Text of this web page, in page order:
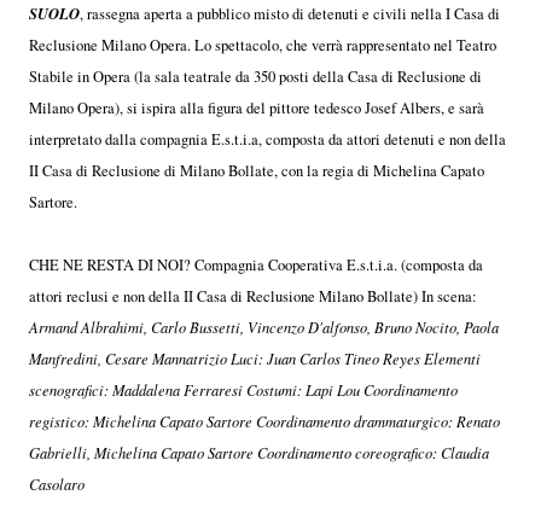
SUOLO, rassegna aperta a pubblico misto di detenuti e civili nella I Casa di
Reclusione Milano Opera. Lo spettacolo, che verrà rappresentato nel Teatro
Stabile in Opera (la sala teatrale da 350 posti della Casa di Reclusione di
Milano Opera), si ispira alla figura del pittore tedesco Josef Albers, e sarà
interpretato dalla compagnia E.s.t.i.a, composta da attori detenuti e non della
II Casa di Reclusione di Milano Bollate, con la regia di Michelina Capato
Sartore.
CHE NE RESTA DI NOI? Compagnia Cooperativa E.s.t.i.a. (composta da
attori reclusi e non della II Casa di Reclusione Milano Bollate) In scena:
Armand Albrahimi, Carlo Bussetti, Vincenzo D'alfonso, Bruno Nocito, Paola
Manfredini, Cesare Mannatrizio Luci: Juan Carlos Tineo Reyes Elementi
scenografici: Maddalena Ferraresi Costumi: Lapi Lou Coordinamento
registico: Michelina Capato Sartore Coordinamento drammaturgico: Renato
Gabrielli, Michelina Capato Sartore Coordinamento coreografico: Claudia
Casolaro